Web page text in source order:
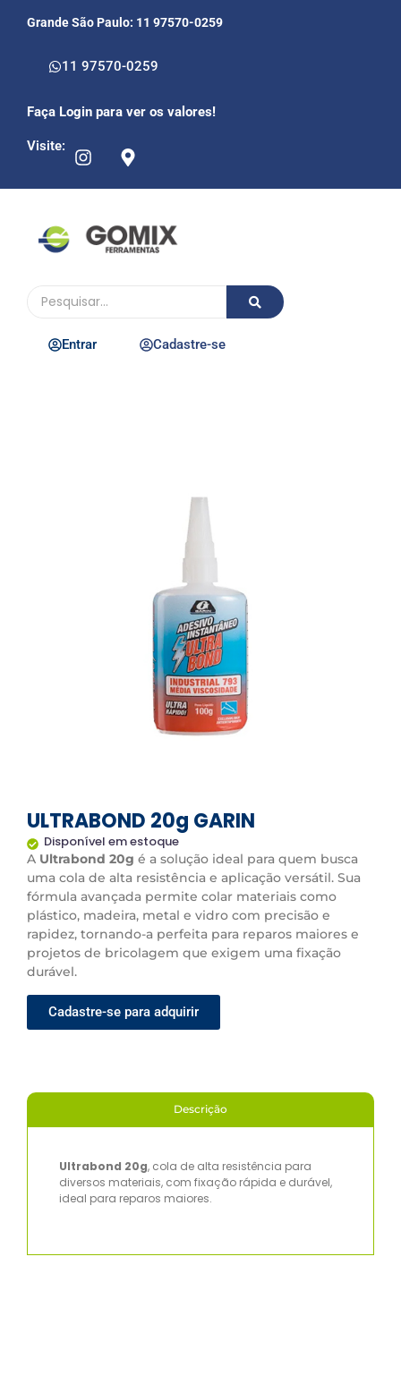
Grande São Paulo: 11 97570-0259
11 97570-0259
Faça Login para ver os valores!
Visite:
Entrar Cadastre-se
ULTRABOND 20g GARIN
Disponível em estoque
A Ultrabond 20g é a solução ideal para quem busca
uma cola de alta resistência e aplicação versátil. Sua
fórmula avançada permite colar materiais como
plástico, madeira, metal e vidro com precisão e
rapidez, tornando-a perfeita para reparos maiores e
projetos de bricolagem que exigem uma fixação
durável.
Cadastre-se para adquirir
Descrição
Ultrabond 20g, cola de alta resistência para
diversos materiais, com fixação rápida e durável,
ideal para reparos maiores.